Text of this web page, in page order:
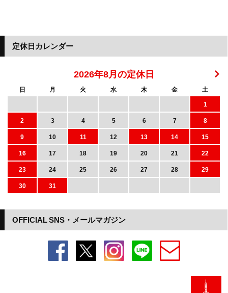
OFFICIAL SNS・メールマガジン
定休日カレンダー
2026年8月の定休日
日 月 火 水 木 金
土
1
2
3 4 5 6 7
8
9
10 11 12 13 14
15
16
17 18 19 20 21
22
23
24 25 26 27 28
29
30
31